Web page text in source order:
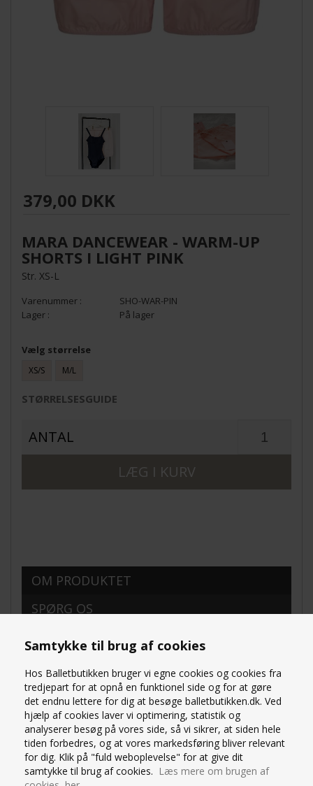
Samtykke til brug af cookies
Hos Balletbutikken bruger vi egne cookies og cookies fra
tredjepart for at opnå en funktionel side og for at gøre
det endnu lettere for dig at besøge balletbutikken.dk. Ved
hjælp af cookies laver vi optimering, statistik og
analyserer besøg på vores side, så vi sikrer, at siden hele
tiden forbedres, og at vores markedsføring bliver relevant
for dig. Klik på "fuld weboplevelse" for at give dit
samtykke til brug af cookies. Læs mere om brugen af
379,00 DKK
MARA DANCEWEAR - WARM-UP
SHORTS I LIGHT PINK
Str. XS-L
SHO-WAR-PIN
På lager
Vælg størrelse
XS/S M/L
STØRRELSESGUIDE
ANTAL
OM PRODUKTET
SPØRG OS
Mara Dancewear Bløde, stilfulde og uundværlige
warm-up shorts til ballet i svag rosa.
Mara Dancewear opvarmningsshorts er lavet i
holdbare stoffer der giver komfort og nem
bevægelse.
Fremstillet af letvægts-nylonstof, der føles blødt og
luftigt – perfekte til at have over din balletdragt.
Et must-have til din ballettøjskollektion til
opvarmning og et cool balletlook.
Lavet af 100% nylon